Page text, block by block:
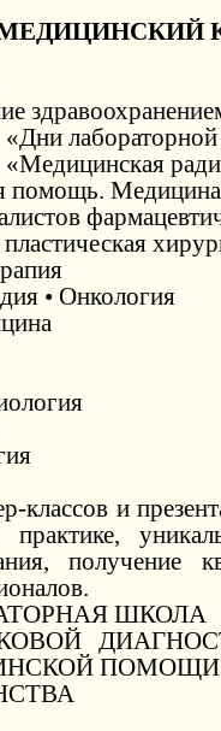
«Дни
помощь.
• Онкология
классов и
получение
ШКОЛА
ПОМОЩИ